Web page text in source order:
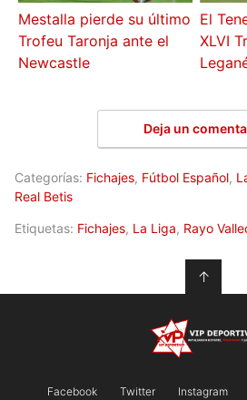
Mestalla pierde su último
Trofeu Taronja ante el
Newcastle
El
XLVI
Deja un
Categorías: Fichajes, Fútbol Español,
Real Betis
Etiquetas: Fichajes, La Liga, Rayo
↑
Facebook Twitter Instagram